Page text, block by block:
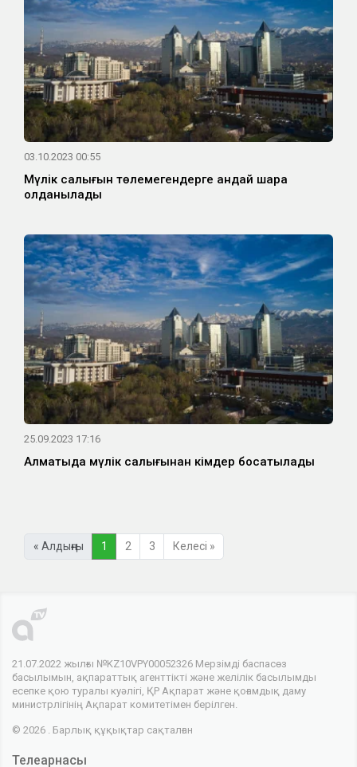
03.10.2023 00:55
Мүлік салығын төлемегендерге қандай шара
қолданылады
25.09.2023 17:16
Алматыда мүлік салығынан кімдер босатылады
« Алдыңғы 1 2 3 Келесі »
21.07.2022 жылғы №KZ10VPY00052326 Мерзімді баспасөз
басылымын, ақпараттық агенттікті және желілік басылымды
есепке қою туралы куәлігі, ҚР Ақпарат және қоғамдық даму
министрлігінің Ақпарат комитетімен берілген.
© 2026 . Барлық құқықтар сақталған
Телеарнасы